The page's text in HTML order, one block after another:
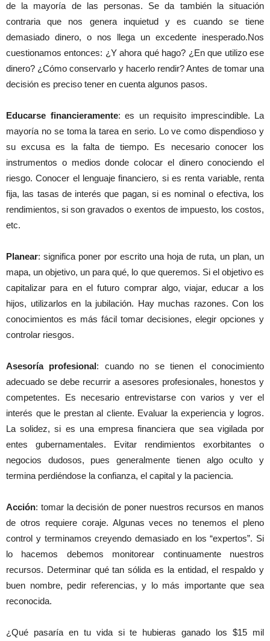
de la mayoría de las personas. Se da también la situación
contraria que nos genera inquietud y es cuando se tiene
demasiado dinero, o nos llega un excedente inesperado.Nos
cuestionamos entonces: ¿Y ahora qué hago? ¿En que utilizo ese
dinero? ¿Cómo conservarlo y hacerlo rendir? Antes de tomar una
decisión es preciso tener en cuenta algunos pasos.
Educarse financieramente: es un requisito imprescindible. La
mayoría no se toma la tarea en serio. Lo ve como dispendioso y
su excusa es la falta de tiempo. Es necesario conocer los
instrumentos o medios donde colocar el dinero conociendo el
riesgo. Conocer el lenguaje financiero, si es renta variable, renta
fija, las tasas de interés que pagan, si es nominal o efectiva, los
rendimientos, si son gravados o exentos de impuesto, los costos,
etc.
Planear: significa poner por escrito una hoja de ruta, un plan, un
mapa, un objetivo, un para qué, lo que queremos. Si el objetivo es
capitalizar para en el futuro comprar algo, viajar, educar a los
hijos, utilizarlos en la jubilación. Hay muchas razones. Con los
conocimientos es más fácil tomar decisiones, elegir opciones y
controlar riesgos.
Asesoría profesional: cuando no se tienen el conocimiento
adecuado se debe recurrir a asesores profesionales, honestos y
competentes. Es necesario entrevistarse con varios y ver el
interés que le prestan al cliente. Evaluar la experiencia y logros.
La solidez, si es una empresa financiera que sea vigilada por
entes gubernamentales. Evitar rendimientos exorbitantes o
negocios dudosos, pues generalmente tienen algo oculto y
termina perdiéndose la confianza, el capital y la paciencia.
Acción: tomar la decisión de poner nuestros recursos en manos
de otros requiere coraje. Algunas veces no tenemos el pleno
control y terminamos creyendo demasiado en los “expertos”. Si
lo hacemos debemos monitorear continuamente nuestros
recursos. Determinar qué tan sólida es la entidad, el respaldo y
buen nombre, pedir referencias, y lo más importante que sea
reconocida.
¿Qué pasaría en tu vida si te hubieras ganado los $15 mil